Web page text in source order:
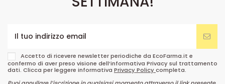
Accetto di ricevere newsletter periodiche da EcoFarma.it e
confermo di aver preso visione dell’informativa Privacy sul trattamento
dati. Clicca per leggere informativa Privacy Policycompleta.